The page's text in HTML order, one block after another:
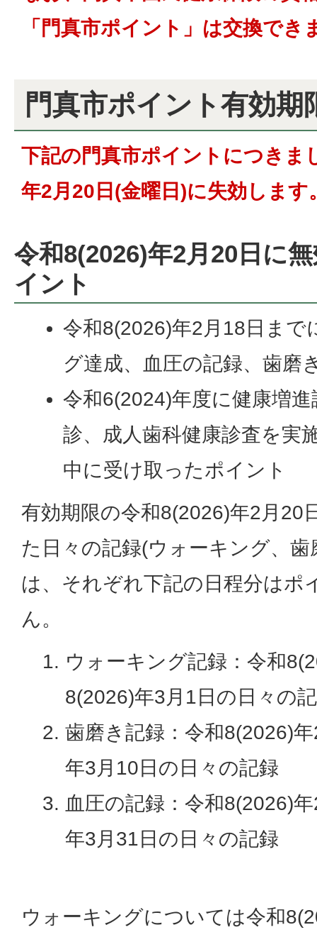
「門真市ポイント」は交換でき
門真市ポイント有効期
下記の門真市ポイントにつきま
年2月20日(金曜日)に失効します
令和8(2026)年2月20日に
イント
令和8(2026)年2月18日まで
グ達成、血圧の記録、歯磨
令和6(2024)年度に健康増
診、成人歯科健康診査を実
中に受け取ったポイント
有効期限の令和8(2026)年2月20
た日々の記録(ウォーキング、
は、それぞれ下記の日程分はポ
ん。
ウォーキング記録：令和
8(2026)年3月1日の日々の
歯磨き記録：令和8(2026)
年3月10日の日々の記録
血圧の記録：令和8(2026)
年3月31日の日々の記録
ウォーキングについては令和